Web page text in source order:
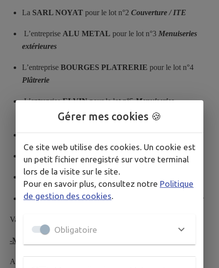
La SARL NOYAT pour le lot n°2 Couverture / ITE
L’entreprise ALU METAL pour le lot n°3 Menuiseries
extérieures
L’entreprise BOURGES PLATRERIE pour le lot n°4
Plâtrerie
L’entrepriseELVINpour le lot n°5Menuiseries
L’entrepriseCEBAT2pour le lot n°6Electricité
L’entreprise DALKIA pour le lot n°7 CVC
L’entreprise SBPRpour le lot n°8
L’entrepriseSOLS DU BERRY Carrelage
Validées à l’unanimité.
-Mise à jour du plan de financement :
Après un changement concernant le montant des travaux de la
Gérer mes cookies 🍪
Ce site web utilise des cookies. Un cookie est
un petit fichier enregistré sur votre terminal
lors de la visite sur le site.
Pour en savoir plus, consultez notre Politique
de gestion des cookies.
Obligatoire